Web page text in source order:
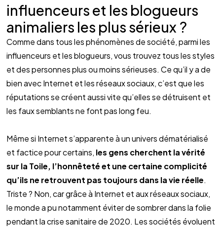
influenceurs et les blogueurs
animaliers les plus sérieux ?
Comme dans tous les phénomènes de société, parmi les
influenceurs et les blogueurs, vous trouvez tous les styles
et des personnes plus ou moins sérieuses. Ce qu’il y a de
bien avec Internet et les réseaux sociaux, c’est que les
réputations se créent aussi vite qu’elles se détruisent et
les faux semblants ne font pas long feu.
Même si Internet s’apparente à un univers dématérialisé
et factice pour certains, les gens cherchent la vérité
sur la Toile, l’honnêteté et une certaine complicité
qu’ils ne retrouvent pas toujours dans la vie réelle.
Triste ? Non, car grâce à Internet et aux réseaux sociaux,
le monde a pu notamment éviter de sombrer dans la folie
pendant la crise sanitaire de 2020. Les sociétés évoluent